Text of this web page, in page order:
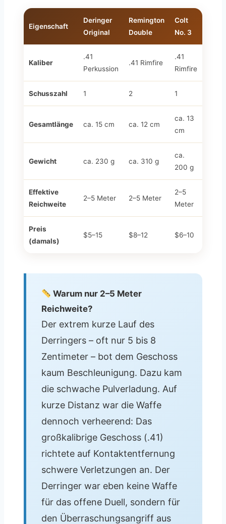
Eigenschaft
Deringer
Original
Remington
Double
Colt
No. 3
Kaliber
.41
Perkussion
.41 Rimfire
.41
Rimfire
Schusszahl 1 2 1
Gesamtlänge ca. 15 cm ca. 12 cm
ca. 13
cm
Gewicht ca. 230 g ca. 310 g
ca.
200 g
Effektive
Reichweite
2–5 Meter 2–5 Meter
2–5
Meter
Preis
(damals)
$5–15 $8–12 $6–10
Warum nur 2–5 Meter
Reichweite?
Der extrem kurze Lauf des
Derringers – oft nur 5 bis 8
Zentimeter – bot dem Geschoss
kaum Beschleunigung. Dazu kam
die schwache Pulverladung. Auf
kurze Distanz war die Waffe
dennoch verheerend: Das
großkalibrige Geschoss (.41)
richtete auf Kontaktentfernung
schwere Verletzungen an. Der
Derringer war eben keine Waffe
für das offene Duell, sondern für
den Überraschungsangriff aus